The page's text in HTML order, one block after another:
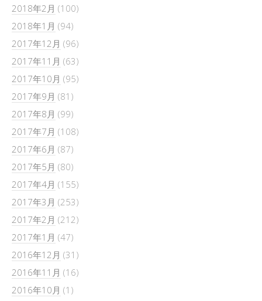
2018年2月 (100)
2018年1月 (94)
2017年12月 (96)
2017年11月 (63)
2017年10月 (95)
2017年9月 (81)
2017年8月 (99)
2017年7月 (108)
2017年6月 (87)
2017年5月 (80)
2017年4月 (155)
2017年3月 (253)
2017年2月 (212)
2017年1月 (47)
2016年12月 (31)
2016年11月 (16)
2016年10月 (1)